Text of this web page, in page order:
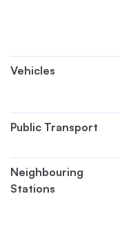
Vehicles
Public Transport
Neighbouring
Stations